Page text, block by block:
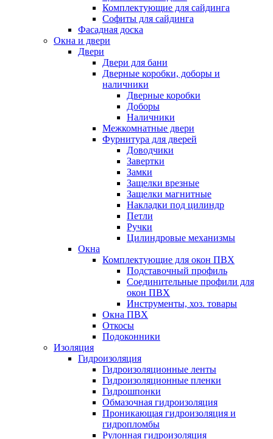
Комплектующие для сайдинга
Софиты для сайдинга
Фасадная доска
Окна и двери
Двери
Двери для бани
Дверные коробки, доборы и
наличники
Дверные коробки
Доборы
Наличники
Межкомнатные двери
Фурнитура для дверей
Доводчики
Завертки
Замки
Защелки врезные
Защелки магнитные
Накладки под цилиндр
Петли
Ручки
Цилиндровые механизмы
Окна
Комплектующие для окон ПВХ
Подставочный профиль
Соединительные профили для
окон ПВХ
Инструменты, хоз. товары
Окна ПВХ
Откосы
Подоконники
Изоляция
Гидроизоляция
Гидроизоляционные ленты
Гидроизоляционные пленки
Гидрошпонки
Обмазочная гидроизоляция
Проникающая гидроизоляция и
гидропломбы
Рулонная гидроизоляция